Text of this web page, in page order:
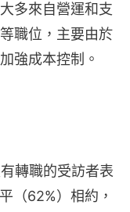
多來自營運和支
職位，主要由於
強成本控制。
轉職的受訪者表
（62%）相約，